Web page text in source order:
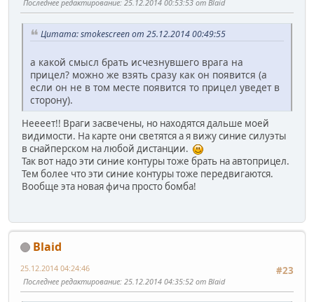
Последнее редактирование: 25.12.2014 00:53:53 от Blaid
Цитата: smokescreen от 25.12.2014 00:49:55
а какой смысл брать исчезнувшего врага на
прицел? можно же взять сразу как он появится (а
если он не в том месте появится то прицел уведет в
сторону).
Неееет!! Враги засвечены, но находятся дальше моей
видимости. На карте они светятся а я вижу синие силуэты
в снайперском на любой дистанции.
Так вот надо эти синие контуры тоже брать на автоприцел.
Тем более что эти синие контуры тоже передвигаются.
Вообще эта новая фича просто бомба!
Blaid
#23
25.12.2014 04:24:46
Последнее редактирование: 25.12.2014 04:35:52 от Blaid